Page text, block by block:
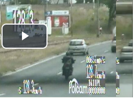
Odtwórz
wideo